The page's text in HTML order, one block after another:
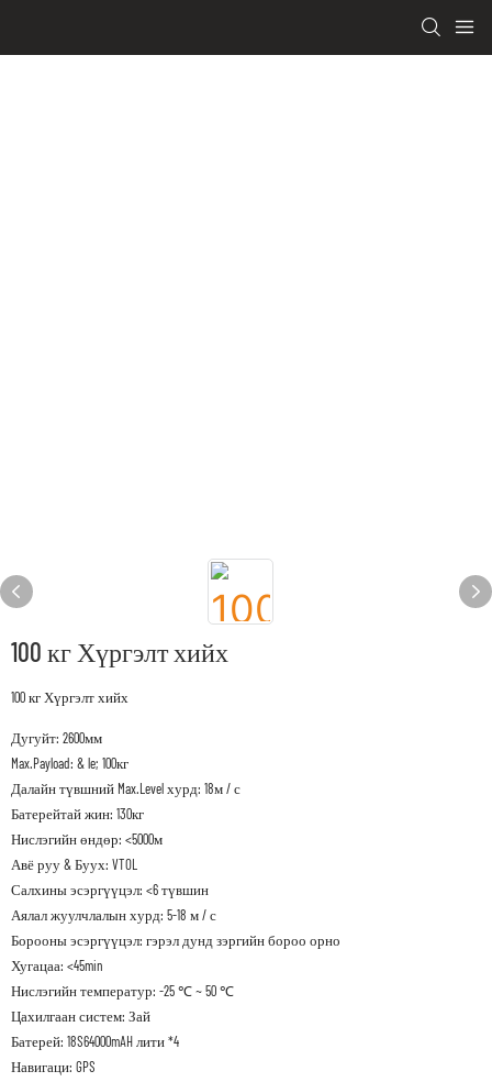
100 кг Хүргэлт хийх
100 кг Хүргэлт хийх
Дугуйт: 2600мм
Max.Payload: & le; 100кг
Далайн түвшний Max.Level хурд: 18м / с
Батерейтай жин: 130кг
Нислэгийн өндөр: <5000м
Авё руу & Буух: VTOL
Салхины эсэргүүцэл: <6 түвшин
Аялал жуулчлалын хурд: 5-18 м / с
Борооны эсэргүүцэл: гэрэл дунд зэргийн бороо орно
Хугацаа: <45min
Нислэгийн температур: -25 ℃ ~ 50 ℃
Цахилгаан систем: Зай
Батерей: 18S64000mAH лити *4
Навигаци: GPS